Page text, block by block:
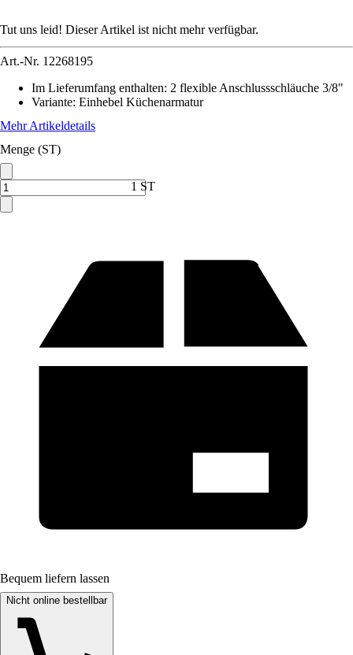
Tut uns leid! Dieser Artikel ist nicht mehr verfügbar.
Art.-Nr. 12268195
Im Lieferumfang enthalten: 2 flexible Anschlussschläuche 3/8"
Variante: Einhebel Küchenarmatur
Mehr Artikeldetails
Menge (ST)
1 ST
Bequem liefern lassen
Nicht online bestellbar